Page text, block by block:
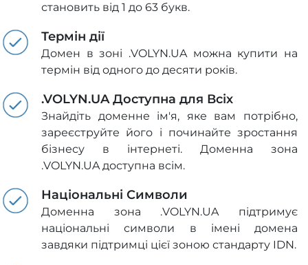
становить від 1 до 63 букв.
Термін дії
Домен в зоні .VOLYN.UA можна купити на
термін від одного до десяти років.
.VOLYN.UA Доступна для Всіх
Знайдіть доменне ім'я, яке вам потрібно,
зареєструйте його і починайте зростання
бізнесу в інтернеті. Доменна зона
.VOLYN.UA доступна всім.
Національні Символи
Доменна зона .VOLYN.UA підтримує
національні символи в імені домена
завдяки підтримці цієї зоною стандарту IDN.